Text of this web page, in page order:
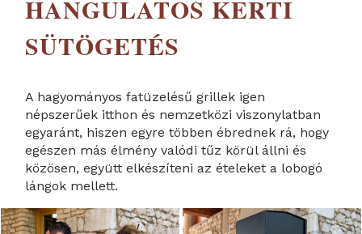
HANGULATOS KERTI
SÜTÖGETÉS
A hagyományos fatüzelésű grillek igen
népszerűek itthon és nemzetközi viszonylatban
egyaránt, hiszen egyre többen ébrednek rá, hogy
egészen más élmény valódi tűz körül állni és
közösen, együtt elkészíteni az ételeket a lobogó
lángok mellett.